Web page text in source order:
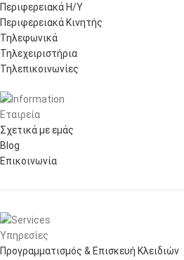
Περιφερειακά Η/Υ
Περιφερειακά Κινητής
Τηλεφωνικά
Τηλεχειριστήρια
Τηλεπικοινωνίες
Εταιρεία
Σχετικά με εμάς
Blog
Επικοινωνία
Υπηρεσίες
Προγραμματισμός & Επισκευή Κλειδιών